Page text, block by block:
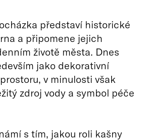
představí historické
a připomene jejich
životě města. Dnes
jako dekorativní
v minulosti však
zdroj vody a symbol péče
s tím, jakou roli kašny